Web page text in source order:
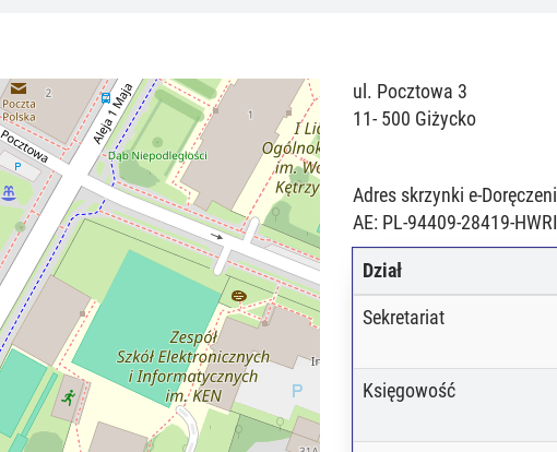
ul. Pocztowa 3
11- 500 Giżycko
Adres skrzynki e-
AE: PL-94409-28419-
Dział
Sekretariat
Księgowość